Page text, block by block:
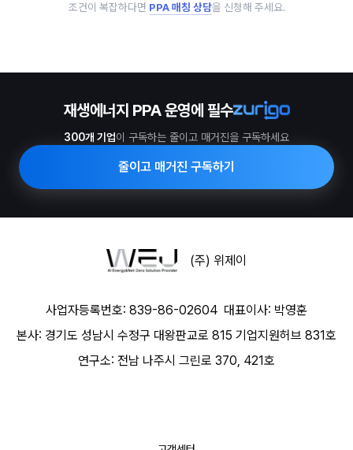
조건이 복잡하다면 PPA 매칭 상담을 신청해 주세요.
재생에너지 PPA 운영에 필수
300개 기업이 구독하는 줄이고 매거진을 구독하세요
줄이고 매거진 구독하기
(주) 위제이
사업자등록번호: 839-86-02604 대표이사: 박영훈
본사: 경기도 성남시 수정구 대왕판교로 815 기업지원허브 831호
연구소: 전남 나주시 그린로 370, 421호